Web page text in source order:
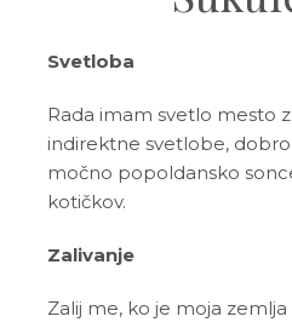
Svetloba
Rada imam svetlo mesto
indirektne svetlobe,
močno popoldansko
kotičkov.
Zalivanje
Zalij me, ko je moja